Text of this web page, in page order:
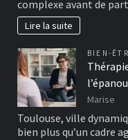
complexe avant de
Lire la suite
BIEN-
Marise
Toulouse, ville
bien plus qu’un cadre